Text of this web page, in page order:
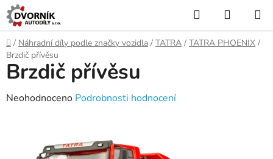
Přejít
na
obsah
Hledat
KOŠÍK
Domů
/ Náhradní díly podle značky vozidla / TATRA / TATRA PHOENIX /
Brzdič přívěsu
Brzdič přívěsu
Průměrné
Neohodnoceno Podrobnosti hodnocení